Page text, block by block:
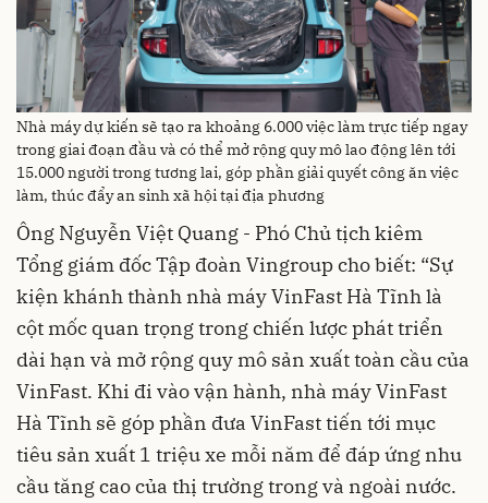
Nhà máy dự kiến sẽ tạo ra khoảng 6.000 việc làm trực tiếp ngay
trong giai đoạn đầu và có thể mở rộng quy mô lao động lên tới
15.000 người trong tương lai, góp phần giải quyết công ăn việc
làm, thúc đẩy an sinh xã hội tại địa phương
Ông Nguyễn Việt Quang - Phó Chủ tịch kiêm
Tổng giám đốc Tập đoàn Vingroup cho biết: “Sự
kiện khánh thành nhà máy VinFast Hà Tĩnh là
cột mốc quan trọng trong chiến lược phát triển
dài hạn và mở rộng quy mô sản xuất toàn cầu của
VinFast. Khi đi vào vận hành, nhà máy VinFast
Hà Tĩnh sẽ góp phần đưa VinFast tiến tới mục
tiêu sản xuất 1 triệu xe mỗi năm để đáp ứng nhu
cầu tăng cao của thị trường trong và ngoài nước.